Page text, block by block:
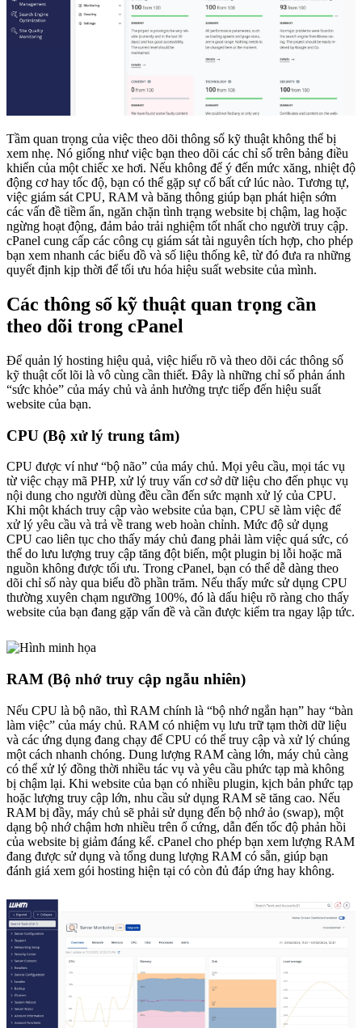
Tầm quan trọng của việc theo dõi thông số kỹ thuật không thể bị
xem nhẹ. Nó giống như việc bạn theo dõi các chỉ số trên bảng điều
khiển của một chiếc xe hơi. Nếu không để ý đến mức xăng, nhiệt độ
động cơ hay tốc độ, bạn có thể gặp sự cố bất cứ lúc nào. Tương tự,
việc giám sát CPU, RAM và băng thông giúp bạn phát hiện sớm
các vấn đề tiềm ẩn, ngăn chặn tình trạng website bị chậm, lag hoặc
ngừng hoạt động, đảm bảo trải nghiệm tốt nhất cho người truy cập.
cPanel cung cấp các công cụ giám sát tài nguyên tích hợp, cho phép
bạn xem nhanh các biểu đồ và số liệu thống kê, từ đó đưa ra những
quyết định kịp thời để tối ưu hóa hiệu suất website của mình.
Các thông số kỹ thuật quan trọng cần
theo dõi trong cPanel
Để quản lý hosting hiệu quả, việc hiểu rõ và theo dõi các thông số
kỹ thuật cốt lõi là vô cùng cần thiết. Đây là những chỉ số phản ánh
“sức khỏe” của máy chủ và ảnh hưởng trực tiếp đến hiệu suất
website của bạn.
CPU (Bộ xử lý trung tâm)
CPU được ví như “bộ não” của máy chủ. Mọi yêu cầu, mọi tác vụ
từ việc chạy mã PHP, xử lý truy vấn cơ sở dữ liệu cho đến phục vụ
nội dung cho người dùng đều cần đến sức mạnh xử lý của CPU.
Khi một khách truy cập vào website của bạn, CPU sẽ làm việc để
xử lý yêu cầu và trả về trang web hoàn chỉnh. Mức độ sử dụng
CPU cao liên tục cho thấy máy chủ đang phải làm việc quá sức, có
thể do lưu lượng truy cập tăng đột biến, một plugin bị lỗi hoặc mã
nguồn không được tối ưu. Trong cPanel, bạn có thể dễ dàng theo
dõi chỉ số này qua biểu đồ phần trăm. Nếu thấy mức sử dụng CPU
thường xuyên chạm ngưỡng 100%, đó là dấu hiệu rõ ràng cho thấy
website của bạn đang gặp vấn đề và cần được kiểm tra ngay lập tức.
RAM (Bộ nhớ truy cập ngẫu nhiên)
Nếu CPU là bộ não, thì RAM chính là “bộ nhớ ngắn hạn” hay “bàn
làm việc” của máy chủ. RAM có nhiệm vụ lưu trữ tạm thời dữ liệu
và các ứng dụng đang chạy để CPU có thể truy cập và xử lý chúng
một cách nhanh chóng. Dung lượng RAM càng lớn, máy chủ càng
có thể xử lý đồng thời nhiều tác vụ và yêu cầu phức tạp mà không
bị chậm lại. Khi website của bạn có nhiều plugin, kịch bản phức tạp
hoặc lượng truy cập lớn, nhu cầu sử dụng RAM sẽ tăng cao. Nếu
RAM bị đầy, máy chủ sẽ phải sử dụng đến bộ nhớ ảo (swap), một
dạng bộ nhớ chậm hơn nhiều trên ổ cứng, dẫn đến tốc độ phản hồi
của website bị giảm đáng kể. cPanel cho phép bạn xem lượng RAM
đang được sử dụng và tổng dung lượng RAM có sẵn, giúp bạn
đánh giá xem gói hosting hiện tại có còn đủ đáp ứng hay không.